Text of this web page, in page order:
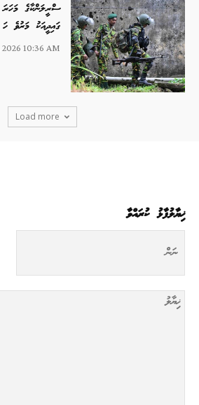
ސްރީލަންކާގެ މަހަރަ
ގައިދީއަކު މަރުވެ
10:36 AM
Load more
ޚިޔާލުފާޅު ކުރައްވާ